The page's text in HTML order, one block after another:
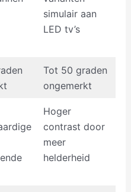
simulair aan
LED tv’s
Tot 50 graden
ongemerkt
Hoger
contrast door
meer
helderheid